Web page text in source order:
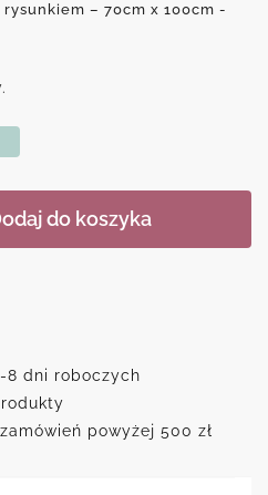
– 70cm x 100cm -
do koszyka
8 dni roboczych
powyżej 500 zł